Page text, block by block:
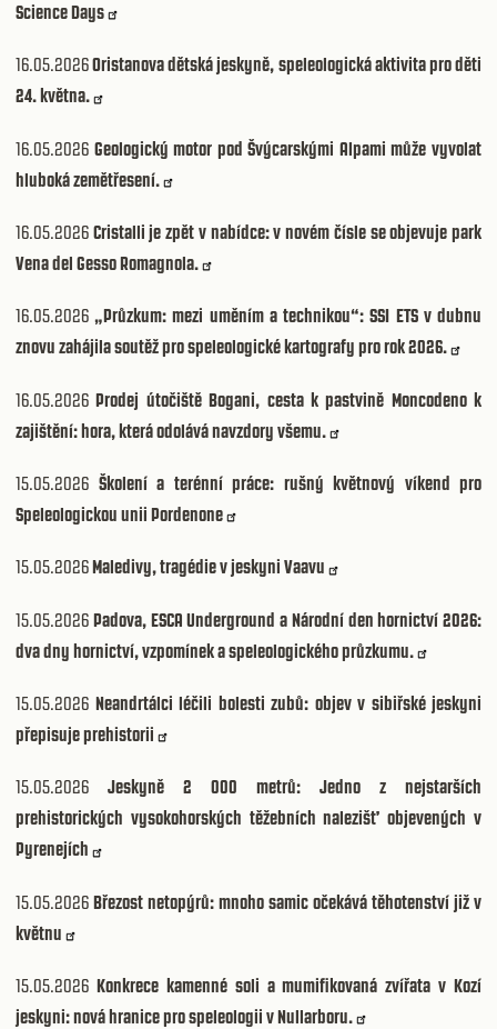
Science Days
16.05.2026Oristanova dětská jeskyně, speleologická aktivita pro děti
24. května.
16.05.2026 Geologický motor pod Švýcarskými Alpami může vyvolat
hluboká zemětřesení.
16.05.2026 Cristalli je zpět v nabídce: v novém čísle se objevuje park
Vena del Gesso Romagnola.
16.05.2026„Průzkum: mezi uměním a technikou“: SSI ETS v dubnu
znovu zahájila soutěž pro speleologické kartografy pro rok 2026.
16.05.2026Prodej útočiště Bogani, cesta k pastvině Moncodeno k
zajištění: hora, která odolává navzdory všemu.
15.05.2026 Školení a terénní práce: rušný květnový víkend pro
Speleologickou unii Pordenone
15.05.2026Maledivy, tragédie v jeskyni Vaavu
15.05.2026 Padova, ESCA Underground a Národní den hornictví 2026:
dva dny hornictví, vzpomínek a speleologického průzkumu.
15.05.2026 Neandrtálci léčili bolesti zubů: objev v sibiřské jeskyni
přepisuje prehistorii
15.05.2026 Jeskyně 2 000 metrů: Jedno z nejstarších
prehistorických vysokohorských těžebních nalezišť objevených v
Pyrenejích
15.05.2026 Březost netopýrů: mnoho samic očekává těhotenství již v
květnu
15.05.2026 Konkrece kamenné soli a mumifikovaná zvířata v Kozí
jeskyni: nová hranice pro speleologii v Nullarboru.